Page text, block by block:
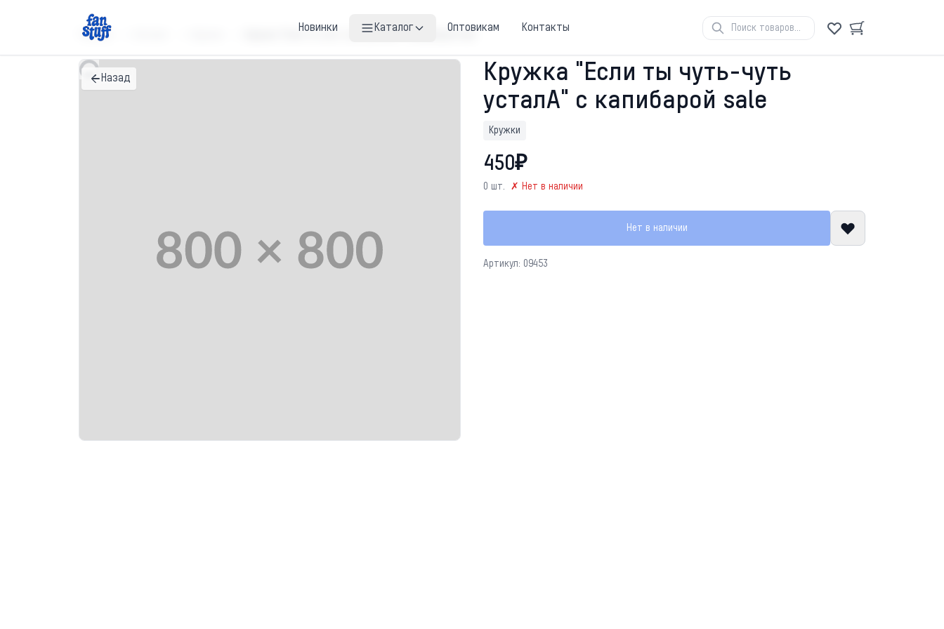
Новинки Каталог Оптовикам Контакты
Главная Кружка "Если ты чуть-чуть усталА" с капибарой sale
Назад
Кружка "Если ты чуть-чуть
усталА" с капибарой sale
Кружки
450₽
0 шт. ✗ Нет в наличии
Нет в наличии
Артикул: 09453